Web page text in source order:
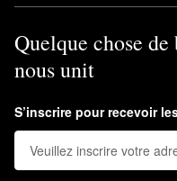
Quelque chose de
nous unit
S’inscrire pour recevoir